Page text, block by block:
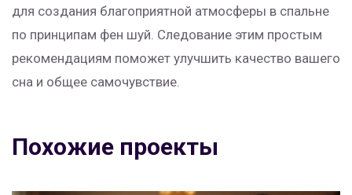
для создания благоприятной атмосферы в спальне
по принципам фен шуй. Следование этим простым
рекомендациям поможет улучшить качество вашего
сна и общее самочувствие.
Похожие проекты